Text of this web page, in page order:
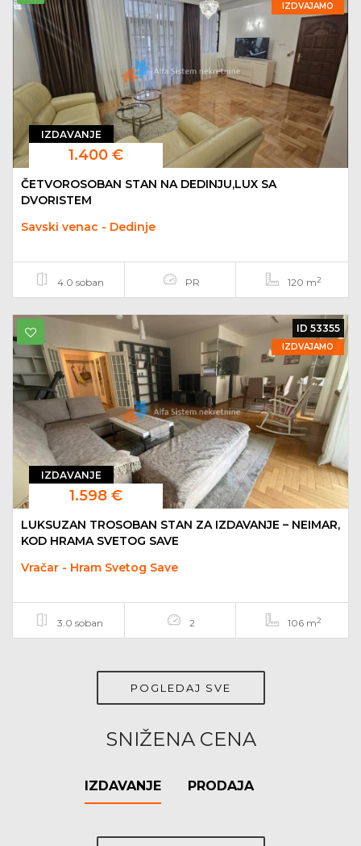
IZDAVANJE
1.400 €
IZDVAJAMO
ČETVOROSOBAN STAN NA DEDINJU,LUX SA
DVORISTEM
Savski venac - Dedinje
4.0 soban PR 120 m2
IZDAVANJE
1.598 €
ID 53355
IZDVAJAMO
LUKSUZAN TROSOBAN STAN ZA IZDAVANJE – NEIMAR,
KOD HRAMA SVETOG SAVE
Vračar - Hram Svetog Save
3.0 soban 2 106 m2
POGLEDAJ SVE
SNIŽENA CENA
IZDAVANJE PRODAJA